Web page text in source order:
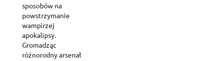
sposobów na
powstrzymanie
wampirzej
apokalipsy.
Gromadząc
różnorodny arsenał